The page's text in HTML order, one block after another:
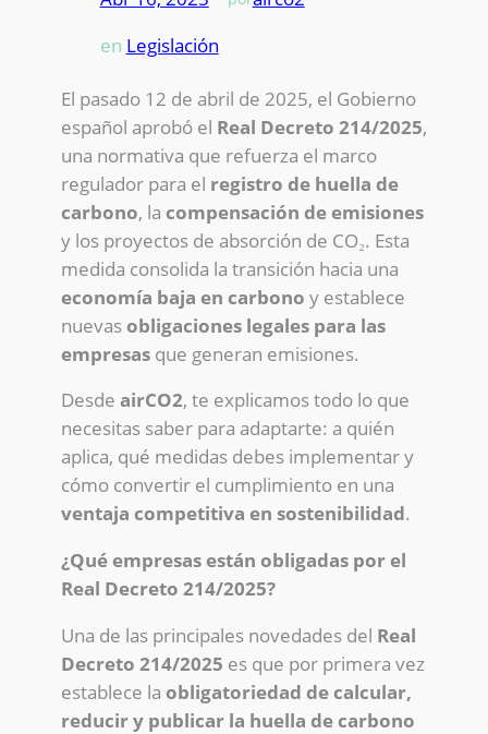
en Legislación
El pasado 12 de abril de 2025, el Gobierno
español aprobó el Real Decreto 214/2025,
una normativa que refuerza el marco
regulador para el registro de huella de
carbono, la compensación de emisiones
y los proyectos de absorción de CO₂. Esta
medida consolida la transición hacia una
economía baja en carbono y establece
nuevasobligaciones legales para las
empresasque generan emisiones.
Desde airCO2, te explicamos todo lo que
necesitas saber para adaptarte: a quién
aplica, qué medidas debes implementar y
cómo convertir el cumplimiento en una
ventaja competitiva en sostenibilidad.
¿Qué empresas están obligadas por el
Real Decreto 214/2025?
Una de las principales novedades del Real
Decreto 214/2025 es que por primera vez
establece la obligatoriedad de calcular,
reducir y publicar la huella de carbono